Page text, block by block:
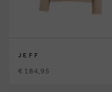
JEFF
€ 184,95